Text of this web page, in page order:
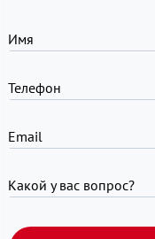
Имя
Телефон
Email
Какой у вас вопрос?